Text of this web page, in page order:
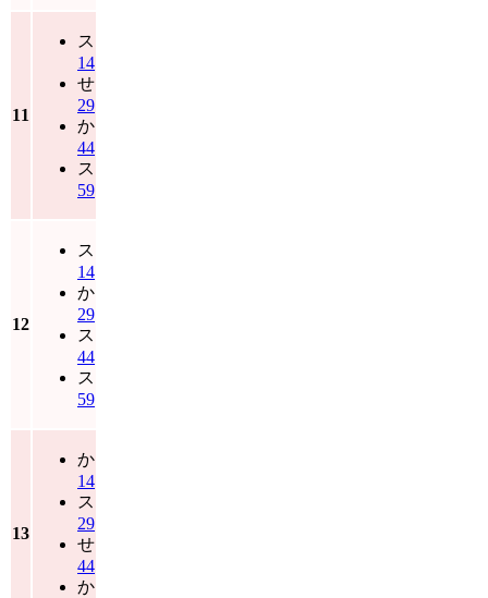
11
ス
14
せ
29
か
44
ス
59
12
ス
14
か
29
ス
44
ス
59
13
か
14
ス
29
せ
44
か